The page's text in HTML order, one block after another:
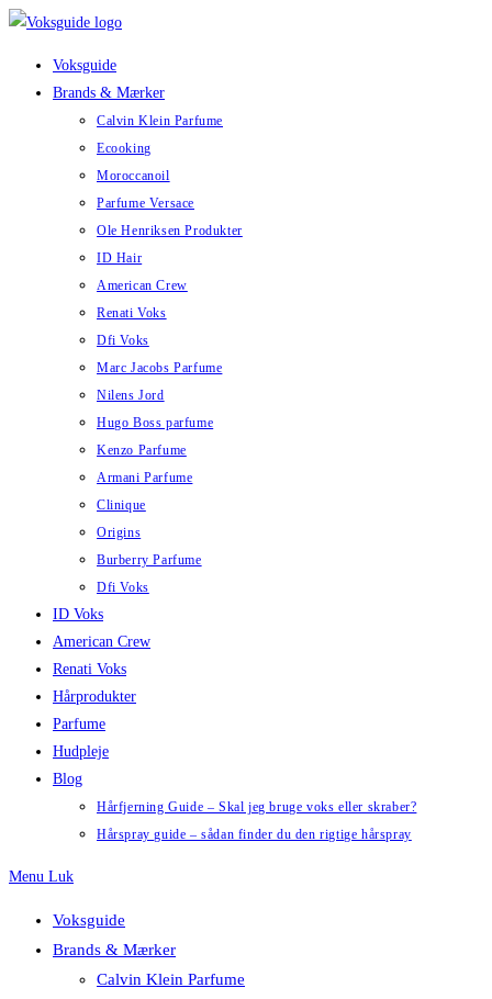
Skip
Voksguide
Brands & Mærker
Calvin Klein Parfume
Ecooking
Moroccanoil
Parfume Versace
Ole Henriksen Produkter
ID Hair
American Crew
Renati Voks
Dfi Voks
Marc Jacobs Parfume
Nilens Jord
Hugo Boss parfume
Kenzo Parfume
Armani Parfume
Clinique
Origins
Burberry Parfume
Dfi Voks
ID Voks
American Crew
Renati Voks
Hårprodukter
Parfume
Hudpleje
Blog
Hårfjerning Guide – Skal jeg bruge voks eller skraber?
Hårspray guide – sådan finder du den rigtige hårspray
Menu Luk
Voksguide
Brands & Mærker
Calvin Klein Parfume